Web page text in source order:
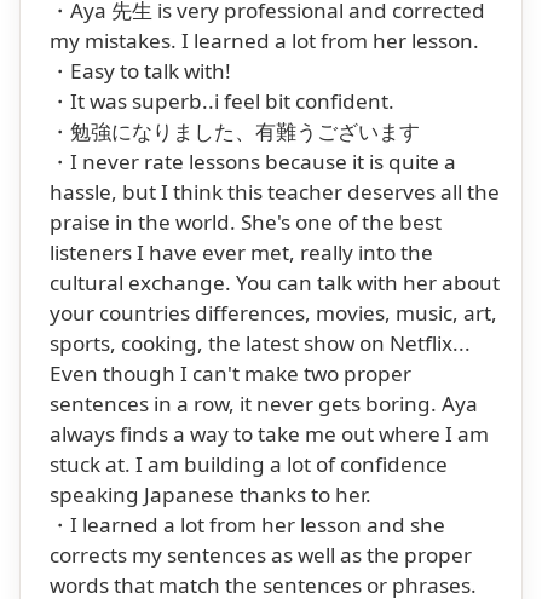
・Aya 先生 is very professional and corrected
my mistakes. I learned a lot from her lesson.
・Easy to talk with!
・It was superb..i feel bit confident.
・勉強になりました、有難うございます
・I never rate lessons because it is quite a
hassle, but I think this teacher deserves all the
praise in the world. She's one of the best
listeners I have ever met, really into the
cultural exchange. You can talk with her about
your countries differences, movies, music, art,
sports, cooking, the latest show on Netflix...
Even though I can't make two proper
sentences in a row, it never gets boring. Aya
always finds a way to take me out where I am
stuck at. I am building a lot of confidence
speaking Japanese thanks to her.
・I learned a lot from her lesson and she
corrects my sentences as well as the proper
words that match the sentences or phrases.